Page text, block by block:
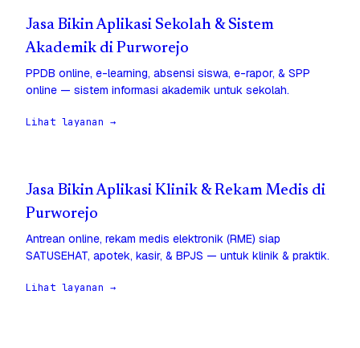
Jasa Bikin Aplikasi Sekolah & Sistem
Akademik di Purworejo
PPDB online, e-learning, absensi siswa, e-rapor, & SPP
online — sistem informasi akademik untuk sekolah.
Lihat layanan →
Jasa Bikin Aplikasi Klinik & Rekam Medis di
Purworejo
Antrean online, rekam medis elektronik (RME) siap
SATUSEHAT, apotek, kasir, & BPJS — untuk klinik & praktik.
Lihat layanan →